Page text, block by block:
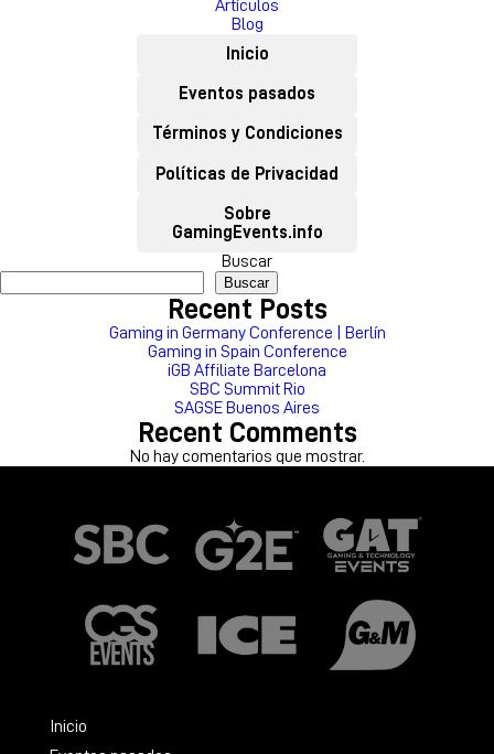
Artículos
Blog
Inicio
Eventos pasados
Términos y Condiciones
Políticas de Privacidad
Sobre
GamingEvents.info
Buscar
Buscar
Recent Posts
Gaming in Germany Conference | Berlín
Gaming in Spain Conference
iGB Affiliate Barcelona
SBC Summit Rio
SAGSE Buenos Aires
Recent Comments
No hay comentarios que mostrar.
Inicio